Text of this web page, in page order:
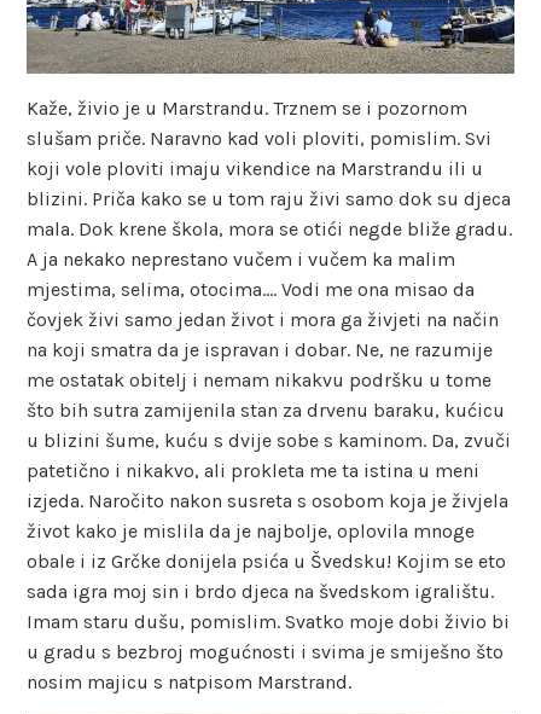
Kaže, živio je u Marstrandu. Trznem se i pozornom
slušam priče. Naravno kad voli ploviti, pomislim. Svi
koji vole ploviti imaju vikendice na Marstrandu ili u
blizini. Priča kako se u tom raju živi samo dok su djeca
mala. Dok krene škola, mora se otići negde bliže gradu.
A ja nekako neprestano vučem i vučem ka malim
mjestima, selima, otocima…. Vodi me ona misao da
čovjek živi samo jedan život i mora ga živjeti na način
na koji smatra da je ispravan i dobar. Ne, ne razumije
me ostatak obitelj i nemam nikakvu podršku u tome
što bih sutra zamijenila stan za drvenu baraku, kućicu
u blizini šume, kuću s dvije sobe s kaminom. Da, zvuči
patetično i nikakvo, ali prokleta me ta istina u meni
izjeda. Naročito nakon susreta s osobom koja je živjela
život kako je mislila da je najbolje, oplovila mnoge
obale i iz Grčke donijela psića u Švedsku! Kojim se eto
sada igra moj sin i brdo djeca na švedskom igralištu.
Imam staru dušu, pomislim. Svatko moje dobi živio bi
u gradu s bezbroj mogućnosti i svima je smiješno što
nosim majicu s natpisom Marstrand.